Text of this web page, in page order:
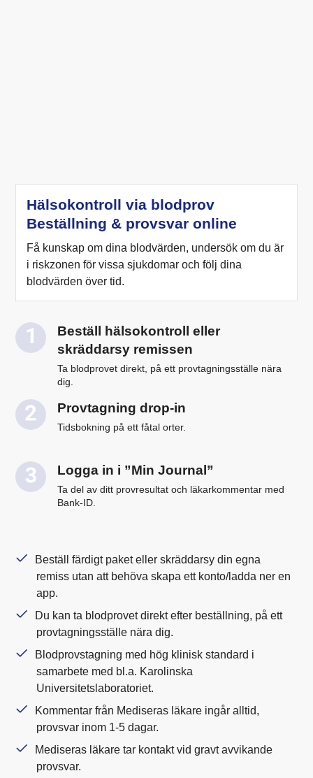
Hälsokontroll via blodprov
Beställning & provsvar online
Få kunskap om dina blodvärden, undersök om du är
i riskzonen för vissa sjukdomar och följ dina
blodvärden över tid.
Beställ hälsokontroll eller
skräddarsy remissen
Ta blodprovet direkt, på ett provtagningsställe nära
dig.
Provtagning drop-in
Tidsbokning på ett fåtal orter.
Logga in i ”Min Journal”
Ta del av ditt provresultat och läkarkommentar med
Bank-ID.
Beställ färdigt paket eller skräddarsy din egna
remiss utan att behöva skapa ett konto/ladda ner en
app.
Du kan ta blodprovet direkt efter beställning, på ett
provtagningsställe nära dig.
Blodprovstagning med hög klinisk standard i
samarbete med bl.a. Karolinska
Universitetslaboratoriet.
Kommentar från Mediseras läkare ingår alltid,
provsvar inom 1-5 dagar.
Mediseras läkare tar kontakt vid gravt avvikande
provsvar.